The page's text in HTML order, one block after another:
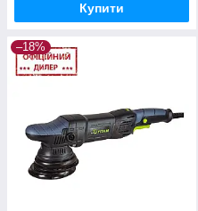
Купити
–18%